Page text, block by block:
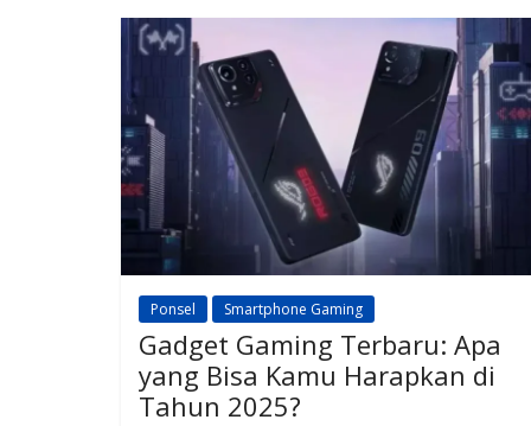
A
p
p
a
m
d
Ponsel Smartphone Gaming
Gadget Gaming Terbaru: Apa
yang Bisa Kamu Harapkan di
Tahun 2025?